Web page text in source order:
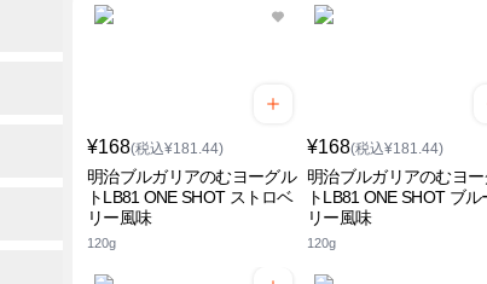
¥168(税込¥181.44)
明治ブルガリアのむヨーグル
トLB81 ONE SHOT ストロベ
リー風味
120g
¥168(税込¥181.44)
明治ブルガリアのむヨ
トLB81 ONE SHOT ブル
リー風味
120g